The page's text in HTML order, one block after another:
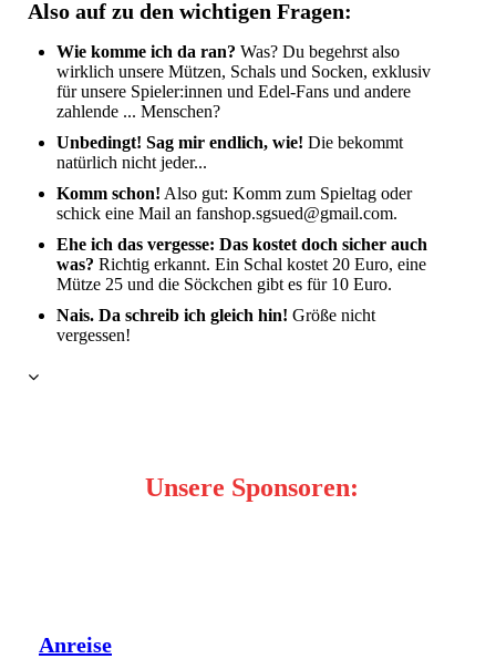
Also auf zu den wichtigen Fragen:
Wie komme ich da ran? Was? Du begehrst also
wirklich unsere Mützen, Schals und Socken, exklusiv
für unsere Spieler:innen und Edel-Fans und andere
zahlende ... Menschen?
Unbedingt! Sag mir endlich, wie! Die bekommt
natürlich nicht jeder...
Komm schon! Also gut: Komm zum Spieltag oder
schick eine Mail an fanshop.sgsued@gmail.com.
Ehe ich das vergesse: Das kostet doch sicher auch
was? Richtig erkannt. Ein Schal kostet 20 Euro, eine
Mütze 25 und die Söckchen gibt es für 10 Euro.
Nais. Da schreib ich gleich hin! Größe nicht
vergessen!
Unsere Sponsoren:
Anreise